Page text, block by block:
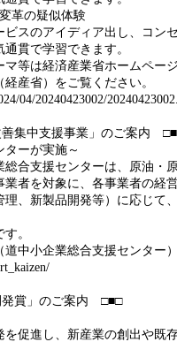
革の疑似体験
のアイディア出し、コン
貫で学習できます。
等は経済産業省ホームページ
産省）をご覧ください。
04/20240423002/
善集中支援事業」のご案内
ーが実施～
合支援センターは、原油・
者を対象に、各事業者の経
、新製品開発等）に応じて
。
中小企業総合支援センター）
発賞」のご案内 □■□
促進し、新産業の創出や既